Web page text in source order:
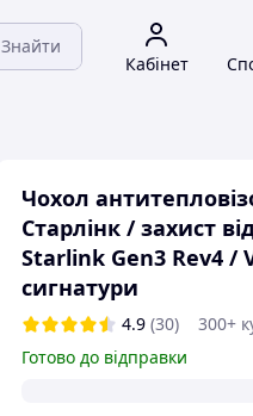
Знайти
Кабінет
Чохол
Старлінк / захист
Starlink Gen3 Rev4 /
сигнатури
4.9 (30)
300+
Готово до відправки